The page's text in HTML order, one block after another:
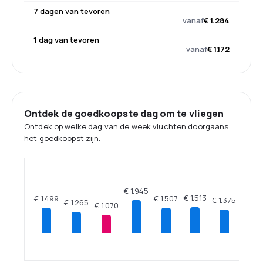
7 dagen van tevoren
vanaf€ 1.284
1 dag van tevoren
vanaf€ 1.172
Ontdek de goedkoopste dag om te vliegen
Ontdek op welke dag van de week vluchten doorgaans
het goedkoopst zijn.
€ 1.499 € 1.265 € 1.070
€ 1.945
€ 1.507 € 1.513 € 1.375